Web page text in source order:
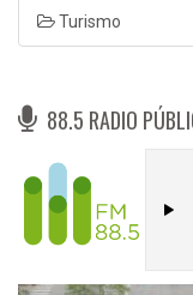
Turismo
88.5 RADIO